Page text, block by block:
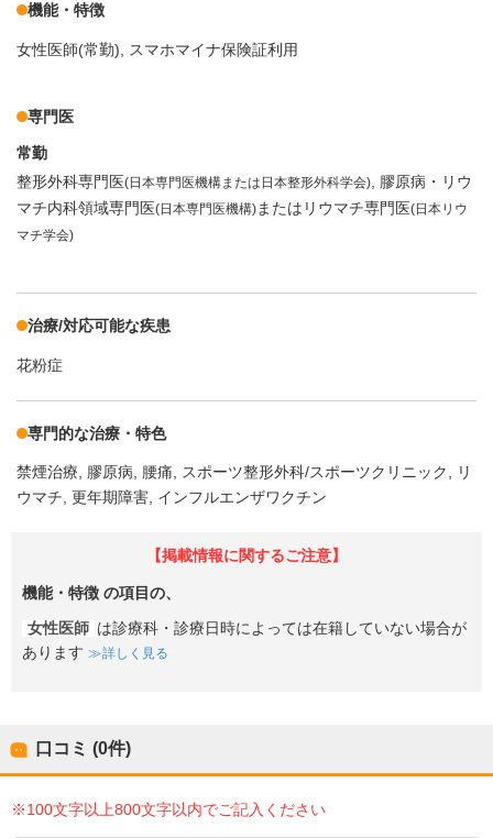
機能・特徴
女性医師(常勤) スマホマイナ保険証利用
専門医
常勤
整形外科専門医(日本専門医機構または日本整形外科学会)
膠原病・リウ
マチ内科領域専門医(日本専門医機構)またはリウマチ専門医(日本リウ
マチ学会)
治療/対応可能な疾患
花粉症
専門的な治療・特色
禁煙治療 膠原病 腰痛 スポーツ整形外科/スポーツクリニック
リ
ウマチ 更年期障害 インフルエンザワクチン
【掲載情報に関するご注意】
機能・特徴 の項目の、
女性医師 は診療科・診療日時によっては在籍していない場合が
あります
詳しく見る
口コミ (0件)
※100文字以上800文字以内でご記入ください